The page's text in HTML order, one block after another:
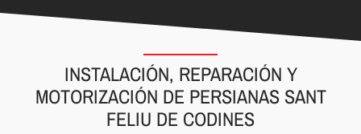
INSTALACIÓN, REPARACIÓN Y
MOTORIZACIÓN DE PERSIANAS SANT
FELIU DE CODINES